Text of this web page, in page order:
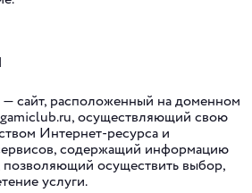
— сайт, расположенный на доменном
осуществляющий свою
Интернет-ресурса и
содержащий информацию
позволяющий осуществить выбор,
услуги.